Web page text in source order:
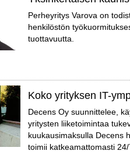
Perheyritys Varova on
henkilöstön
tuottavuutta.
Koko yrityksen IT-
Decens Oy suunnittelee,
yritysten liiketoimintaa
kuukausimaksulla Decens
toimii katkeamattomasti